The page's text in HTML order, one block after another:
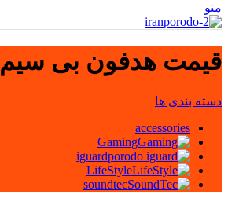
منو
قیمت هدفون بی سیم
دسته بندی ها
accessories
Gaming
iguard
LifeStyle
soundtec